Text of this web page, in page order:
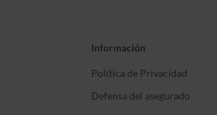
Información
Política de Privacidad
Defensa del asegurado